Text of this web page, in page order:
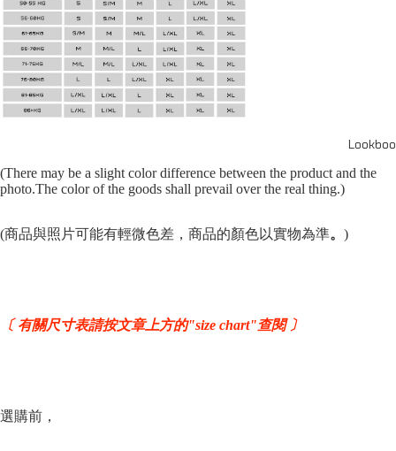
(There may be a slight color difference between the product and the
photo.The color of the goods shall prevail over the real thing.)
(商品與照片可能有輕微色差，商品的顏色以實物為準。 )
〔 有關尺寸表請按文章上方的"size chart"查閱 〕
選購前，